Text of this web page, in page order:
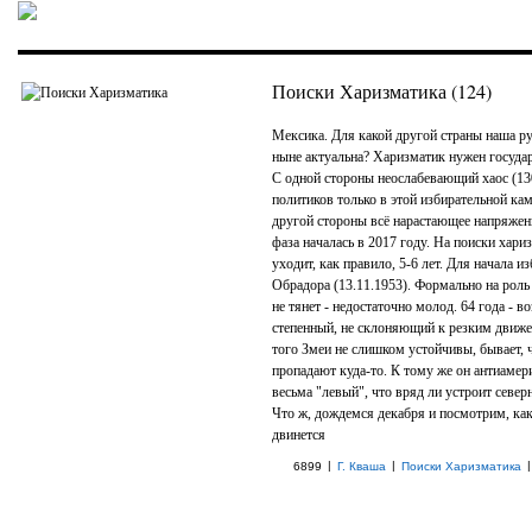
Поиски Харизматика (124)
Мексика. Для какой другой страны наша
ныне актуальна? Харизматик нужен
С одной стороны неослабевающий хаос
политиков только в этой избирательной
другой стороны всё нарастающее
фаза началась в 2017 году. На поиски
уходит, как правило, 5-6 лет. Для начала
Обрадора (13.11.1953). Формально на роль
не тянет - недостаточно молод. 64 года -
степенный, не склоняющий к резким
того Змеи не слишком устойчивы, бывает,
пропадают куда-то. К тому же он
весьма "левый", что вряд ли устроит
Что ж, дождемся декабря и посмотрим,
двинется
6899 | Г. Кваша | Поиски Харизматика |